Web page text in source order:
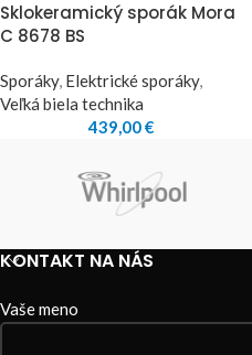
Sklokeramický sporák Mora
C 8678 BS
Sporáky, Elektrické sporáky,
Veľká biela technika
439,00€
KONTAKT NA NÁS
Vaše meno